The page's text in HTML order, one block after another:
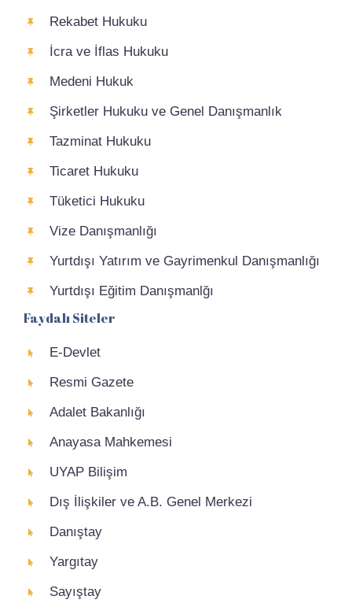
Rekabet Hukuku
İcra ve İflas Hukuku
Medeni Hukuk
Şirketler Hukuku ve Genel Danışmanlık
Tazminat Hukuku
Ticaret Hukuku
Tüketici Hukuku
Vize Danışmanlığı
Yurtdışı Yatırım ve Gayrimenkul Danışmanlığı
Yurtdışı Eğitim Danışmanlğı
Faydalı Siteler
E-Devlet
Resmi Gazete
Adalet Bakanlığı
Anayasa Mahkemesi
UYAP Bilişim
Dış İlişkiler ve A.B. Genel Merkezi
Danıştay
Yargıtay
Sayıştay